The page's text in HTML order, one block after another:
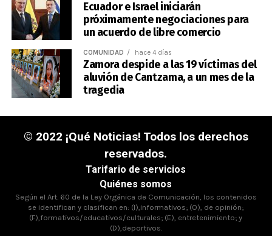
Ecuador e Israel iniciarán
próximamente negociaciones para
un acuerdo de libre comercio
COMUNIDAD hace 4 días
Zamora despide a las 19 víctimas del
aluvión de Cantzama, a un mes de la
tragedia
© 2022 ¡Qué Noticias! Todos los derechos
reservados.
Tarifario de servicios
Quiénes somos
Según el Art. 60 de la Ley Orgánica de Comunicación, los contenidos
se identifican y clasifican en: (I),informativos; (O), de opinión;
(F),formativos/educativos/culturales; (E), entretenimiento; y
(D),deportivos.